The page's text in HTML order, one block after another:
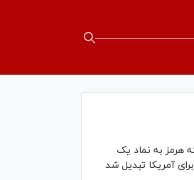
هرمز به نماد یک
آمریکا تبدیل شد